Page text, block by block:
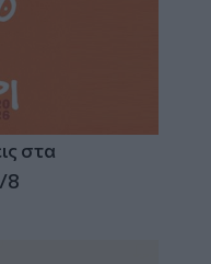
στα
8